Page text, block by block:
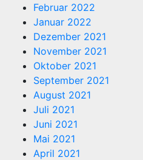
Februar 2022
Januar 2022
Dezember 2021
November 2021
Oktober 2021
September 2021
August 2021
Juli 2021
Juni 2021
Mai 2021
April 2021